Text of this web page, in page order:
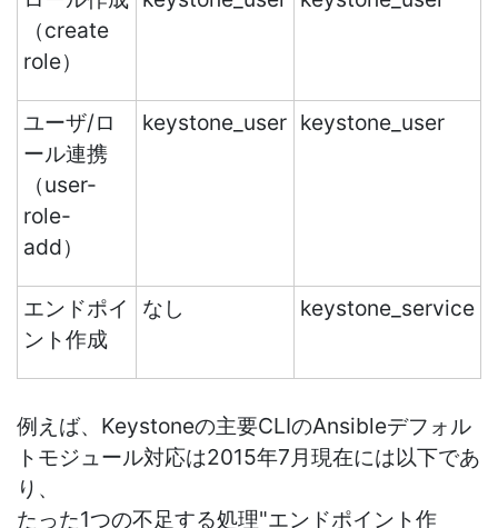
（create
role）
ユーザ/ロ
ール連携
（user-
role-
add）
keystone_user keystone_user
エンドポイ
ント作成
なし keystone_service
例えば、Keystoneの主要CLIのAnsibleデフォル
トモジュール対応は2015年7月現在には以下であ
り、
たった1つの不足する処理"エンドポイント作